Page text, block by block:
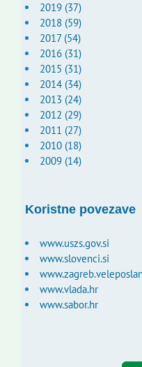
2019 (37)
2018 (59)
2017 (54)
2016 (31)
2015 (31)
2014 (34)
2013 (24)
2012 (29)
2011 (27)
2010 (18)
2009 (14)
Koristne povezave
www.uszs.gov.si
www.slovenci.si
www.vlada.hr
www.sabor.hr